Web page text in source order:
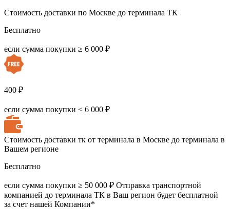
Стоимость доставки по Москве до терминала ТК
Бесплатно
если сумма покупки ≥ 6 000 ₽
400 ₽
если сумма покупки < 6 000 ₽
Стоимость доставки тк от терминала в Москве до терминала в
Вашем регионе
Бесплатно
если сумма покупки ≥ 50 000 ₽ Отправка транспортной
компанией до терминала ТК в Ваш регион будет бесплатной
за счет нашей Компании*